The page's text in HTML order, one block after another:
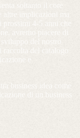
soltanto il core
implicazioni ma
prossimi 4-5 anni che
avremo piacere di
del nostro
del catalogo
e
business idea come
di un business